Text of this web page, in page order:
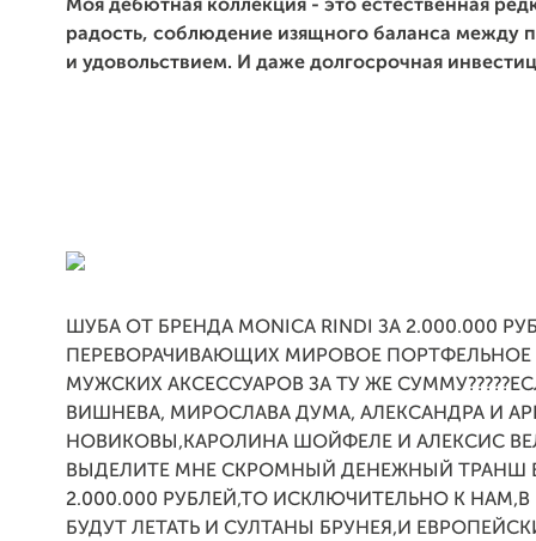
Моя дебютная коллекция - это естественная
радость, соблюдение изящного баланса между
и удовольствием. И даже долгосрочная
ШУБА ОТ БРЕНДА MONICA RINDI ЗА 2.000.000
ПЕРЕВОРАЧИВАЮЩИХ МИРОВОЕ ПОРТФЕЛЬНОЕ
МУЖСКИХ АКСЕССУАРОВ ЗА ТУ ЖЕ
ВИШНЕВА, МИРОСЛАВА ДУМА, АЛЕКСАНДРА И
НОВИКОВЫ,КАРОЛИНА ШОЙФЕЛЕ И АЛЕКСИС
ВЫДЕЛИТЕ МНЕ СКРОМНЫЙ ДЕНЕЖНЫЙ ТРАНШ
2.000.000 РУБЛЕЙ,ТО ИСКЛЮЧИТЕЛЬНО К
БУДУТ ЛЕТАТЬ И СУЛТАНЫ БРУНЕЯ,И